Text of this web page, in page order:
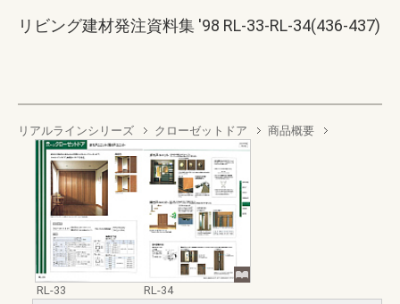
リビング建材発注資料集 '98 RL-33-RL-34(436-437)
リアルラインシリーズ クローゼットドア 商品概要
RL-33
RL-34